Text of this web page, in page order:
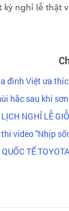
nghỉ lễ thật
đình Việt ưa
hắc sau khi sơn
NGHỈ LỄ
video ''Nhịp
TẾ